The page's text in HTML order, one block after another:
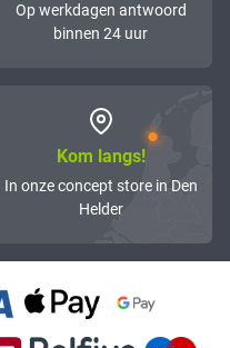
Op werkdagen antwoord
binnen 24 uur
Kom langs!
In onze concept store in Den
Helder